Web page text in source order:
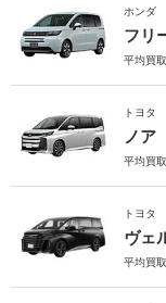
ホンダ
フリ
平均買
トヨタ
ノア
平均買
トヨタ
ヴェ
平均買